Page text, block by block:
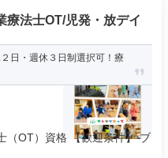
療法士OT/児発・放デイ
日・週休３日制選択可！療
（OT）資格 【歓迎条件】 ブ